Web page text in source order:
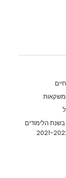
הלימודים